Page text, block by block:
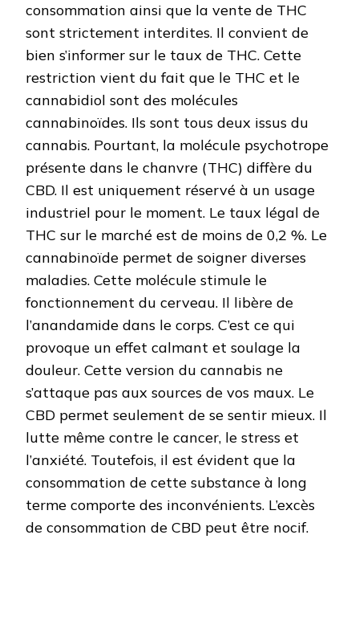
consommation ainsi que la vente de THC
sont strictement interdites. Il convient de
bien s’informer sur le taux de THC. Cette
restriction vient du fait que le THC et le
cannabidiol sont des molécules
cannabinoïdes. Ils sont tous deux issus du
cannabis. Pourtant, la molécule psychotrope
présente dans le chanvre (THC) diffère du
CBD. Il est uniquement réservé à un usage
industriel pour le moment. Le taux légal de
THC sur le marché est de moins de 0,2 %. Le
cannabinoïde permet de soigner diverses
maladies. Cette molécule stimule le
fonctionnement du cerveau. Il libère de
l’anandamide dans le corps. C’est ce qui
provoque un effet calmant et soulage la
douleur. Cette version du cannabis ne
s’attaque pas aux sources de vos maux. Le
CBD permet seulement de se sentir mieux. Il
lutte même contre le cancer, le stress et
l’anxiété. Toutefois, il est évident que la
consommation de cette substance à long
terme comporte des inconvénients. L’excès
de consommation de CBD peut être nocif.